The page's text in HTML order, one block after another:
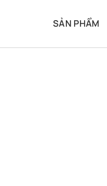
dung
SẢN PHẨM